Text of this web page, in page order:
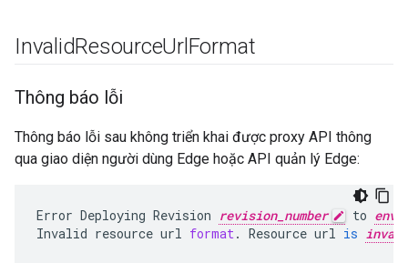
InvalidResourceUrl Format
Thông báo lỗi
Thông báo lỗi sau không triển khai được proxy API thông
qua giao diện người dùng Edge hoặc API quản lý Edge:
Error Deploying Revision revision_number to
Invalid resource url format. Resource url is